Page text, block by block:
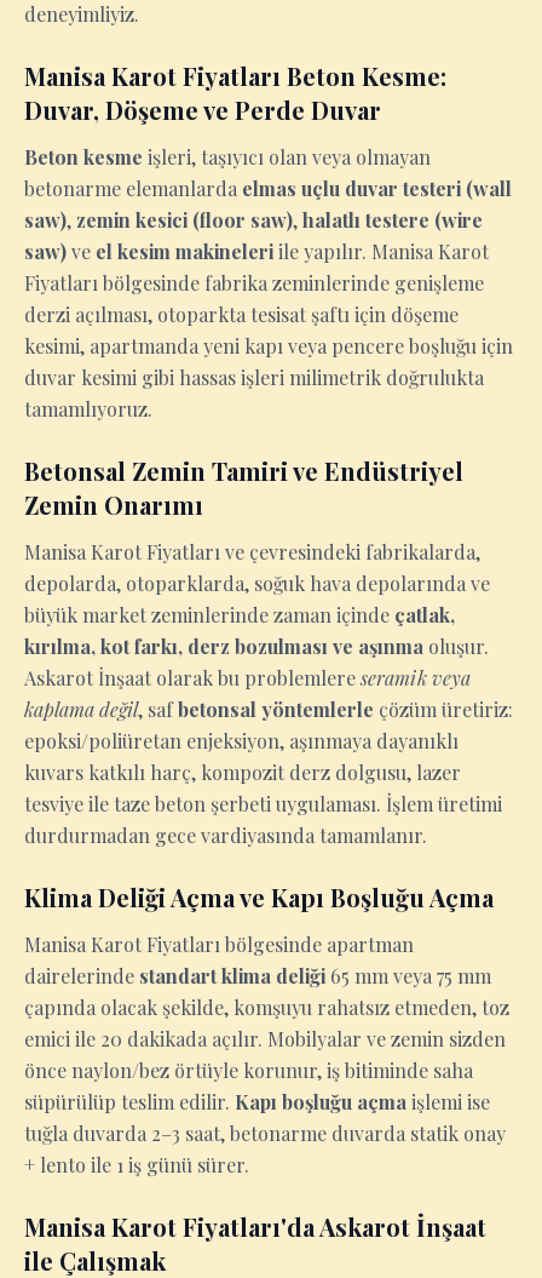
deneyimliyiz.
Manisa Karot Fiyatları Beton Kesme:
Duvar, Döşeme ve Perde Duvar
Beton kesme işleri, taşıyıcı olan veya olmayan
betonarme elemanlarda elmas uçlu duvar testeri (wall
saw), zemin kesici (floor saw),halatlı testere (wire
saw)ve el kesim makineleriile yapılır. Manisa Karot
Fiyatları bölgesinde fabrika zeminlerinde genişleme
derzi açılması, otoparkta tesisat şaftı için döşeme
kesimi, apartmanda yeni kapı veya pencere boşluğu için
duvar kesimi gibi hassas işleri milimetrik doğrulukta
tamamlıyoruz.
Betonsal Zemin Tamiri ve Endüstriyel
Zemin Onarımı
Manisa Karot Fiyatları ve çevresindeki fabrikalarda,
depolarda, otoparklarda, soğuk hava depolarında ve
büyük market zeminlerinde zaman içinde çatlak,
kırılma, kot farkı, derz bozulması ve aşınma oluşur.
Askarot İnşaat olarak bu problemlereseramik veya
kaplama değil, safbetonsal yöntemlerle çözüm üretiriz:
epoksi/poliüretan enjeksiyon, aşınmaya dayanıklı
kuvars katkılı harç, kompozit derz dolgusu, lazer
tesviye ile taze beton şerbeti uygulaması. İşlem üretimi
durdurmadan gece vardiyasında tamamlanır.
Klima Deliği Açma ve Kapı Boşluğu Açma
Manisa Karot Fiyatları bölgesinde apartman
dairelerinde standart klima deliği 65 mm veya 75 mm
çapında olacak şekilde, komşuyu rahatsız etmeden, toz
emici ile 20 dakikada açılır. Mobilyalar ve zemin sizden
önce naylon/bez örtüyle korunur, iş bitiminde saha
süpürülüp teslim edilir. Kapı boşluğu açma işlemi ise
tuğla duvarda 2–3 saat, betonarme duvarda statik onay
+ lento ile 1 iş günü sürer.
Manisa Karot Fiyatları'da Askarot İnşaat
ile Çalışmak